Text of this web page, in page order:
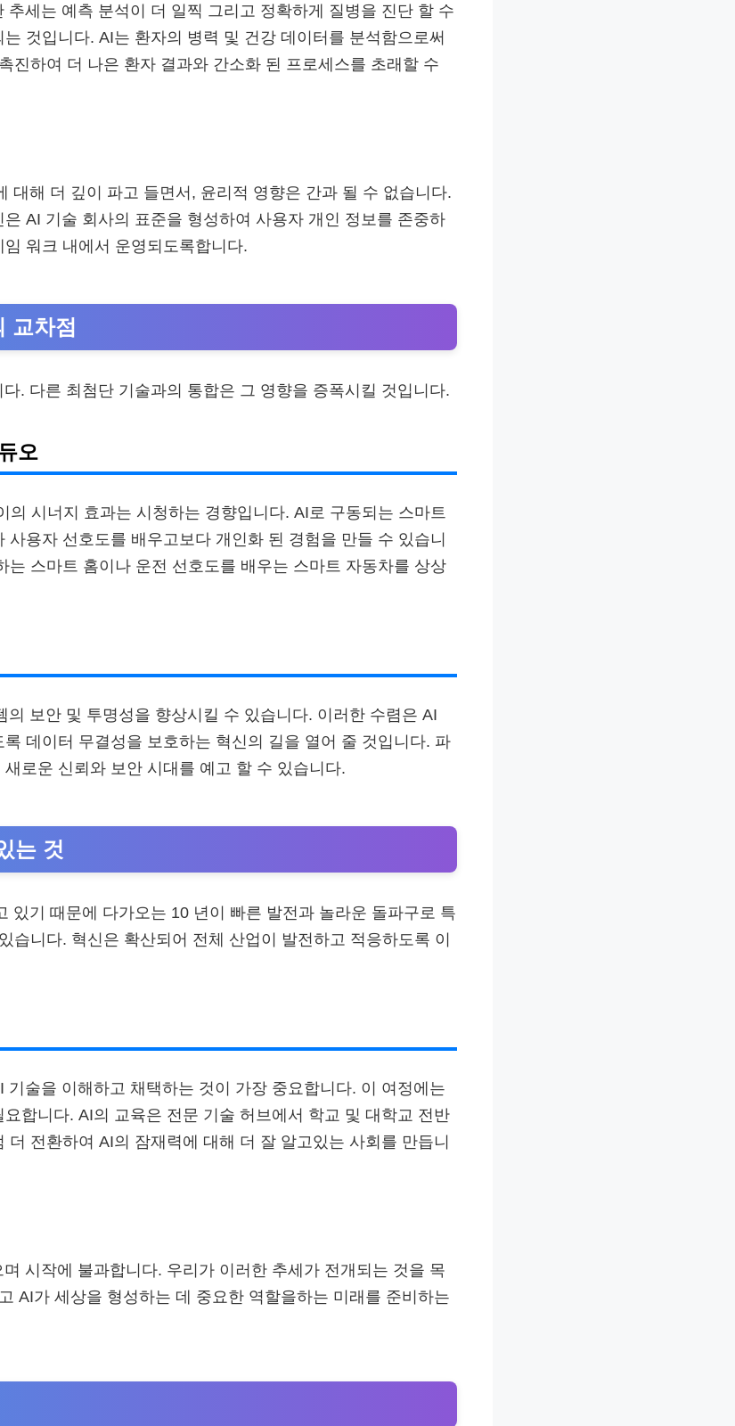
추세는 예측 분석이 더 일찍 그리고 정확하게 질병을 진단 할 수
것입니다. AI는 환자의 병력 및 건강 데이터를 분석함으로써
진하여 더 나은 환자 결과와 간소화 된 프로세스를 초래할 수
대해 더 깊이 파고 들면서, 윤리적 영향은 간과 될 수 없습니다.
AI 기술 회사의 표준을 형성하여 사용자 개인 정보를 존중하
워크 내에서 운영되도록합니다.
교차점
. 다른 최첨단 기술과의 통합은 그 영향을 증폭시킬 것입니다.
오
의 시너지 효과는 시청하는 경향입니다. AI로 구동되는 스마트
사용자 선호도를 배우고보다 개인화 된 경험을 만들 수 있습니
는 스마트 홈이나 운전 선호도를 배우는 스마트 자동차를 상상
의 보안 및 투명성을 향상시킬 수 있습니다. 이러한 수렴은 AI
데이터 무결성을 보호하는 혁신의 길을 열어 줄 것입니다. 파
로운 신뢰와 보안 시대를 예고 할 수 있습니다.
는 것
있기 때문에 다가오는 10 년이 빠른 발전과 놀라운 돌파구로 특
습니다. 혁신은 확산되어 전체 산업이 발전하고 적응하도록 이
기술을 이해하고 채택하는 것이 가장 중요합니다. 이 여정에는
합니다. AI의 교육은 전문 기술 허브에서 학교 및 대학교 전반
더 전환하여 AI의 잠재력에 대해 더 잘 알고있는 사회를 만듭니
시작에 불과합니다. 우리가 이러한 추세가 전개되는 것을 목
AI가 세상을 형성하는 데 중요한 역할을하는 미래를 준비하는